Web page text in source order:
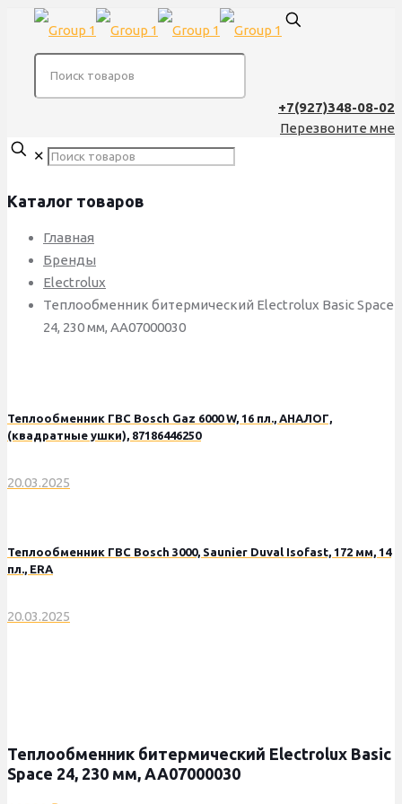
+7(927)348-08-02
Перезвоните мне
✕
Каталог товаров
Главная
Бренды
Electrolux
Теплообменник битермический Electrolux Basic Space
24, 230 мм, AA07000030
Теплообменник ГВС Bosch Gaz 6000 W, 16 пл., АНАЛОГ,
(квадратные ушки), 87186446250
20.03.2025
Теплообменник ГВС Bosch 3000, Saunier Duval Isofast, 172 мм, 14
пл., ERA
20.03.2025
Теплообменник битермический Electrolux Basic
Space 24, 230 мм, AA07000030